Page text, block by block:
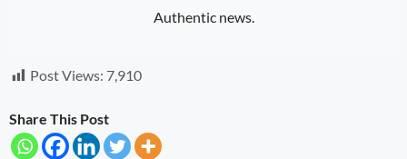
Authentic news.
Post Views: 7,910
Share This Post